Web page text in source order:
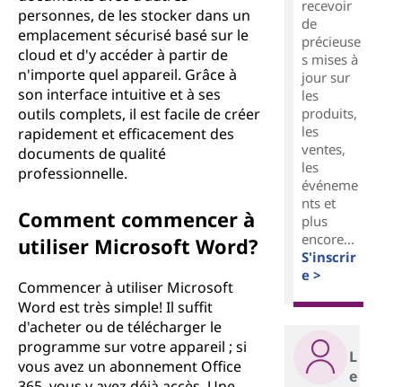
personnes, de les stocker dans un
emplacement sécurisé basé sur le
cloud et d'y accéder à partir de
n'importe quel appareil. Grâce à
son interface intuitive et à ses
outils complets, il est facile de créer
rapidement et efficacement des
documents de qualité
professionnelle.
Comment commencer à
utiliser Microsoft Word?
Commencer à utiliser Microsoft
Word est très simple! Il suffit
d'acheter ou de télécharger le
programme sur votre appareil ; si
vous avez un abonnement Office
recevoir
de
précieuse
s mises à
jour sur
les
produits,
les
ventes,
les
événeme
nts et
plus
encore...
S'inscrir
e >
L
e